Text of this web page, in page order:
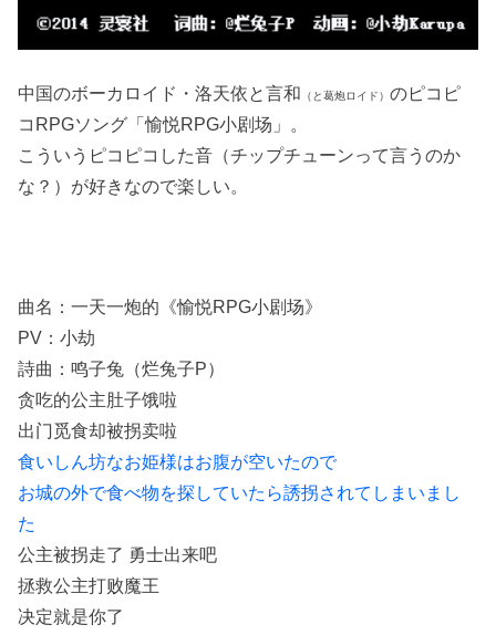
中国のボーカロイド・洛天依と言和 （と葛炮ロイド）のピコピ
コRPGソング「愉悦RPG小剧场」。
こういうピコピコした音（チップチューンって言うのか
な？）が好きなので楽しい。
曲名：一天一炮的《愉悦RPG小剧场》
PV：小劫
詩曲：鸣子兔（烂兔子P）
贪吃的公主肚子饿啦
出门觅食却被拐卖啦
食いしん坊なお姫様はお腹が空いたので
お城の外で食べ物を探していたら誘拐されてしまいまし
た
公主被拐走了 勇士出来吧
拯救公主打败魔王
决定就是你了